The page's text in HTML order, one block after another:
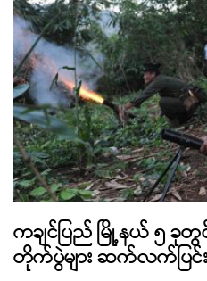
ကချင်ပြည် မြို့နယ် ၅ ခုတွင်
တိုက်ပွဲများ ဆက်လက်ပြင်